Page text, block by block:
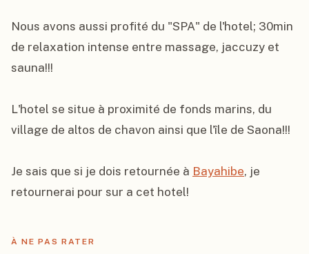
Nous avons aussi profité du "SPA" de l'hotel; 30min
de relaxation intense entre massage, jaccuzy et
sauna!!!
L'hotel se situe à proximité de fonds marins, du
village de altos de chavon ainsi que l'île de Saona!!!
Je sais que si je dois retournée à Bayahibe, je
retournerai pour sur a cet hotel!
À NE PAS RATER